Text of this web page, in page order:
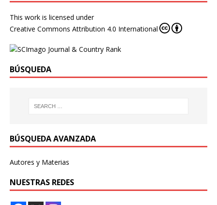
This work is licensed under
Creative Commons Attribution 4.0 International
BÚSQUEDA
BÚSQUEDA AVANZADA
Autores y Materias
NUESTRAS REDES